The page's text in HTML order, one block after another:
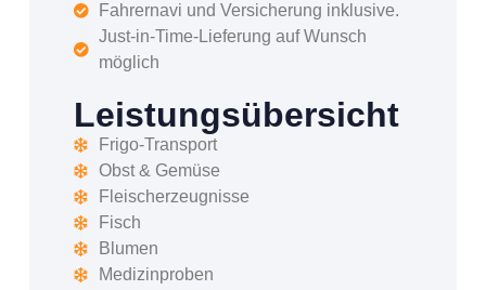
Fahrernavi und Versicherung inklusive.
Just-in-Time-Lieferung auf Wunsch
möglich
Leistungsübersicht
Frigo-Transport
Obst & Gemüse
Fleischerzeugnisse
Fisch
Blumen
Medizinproben